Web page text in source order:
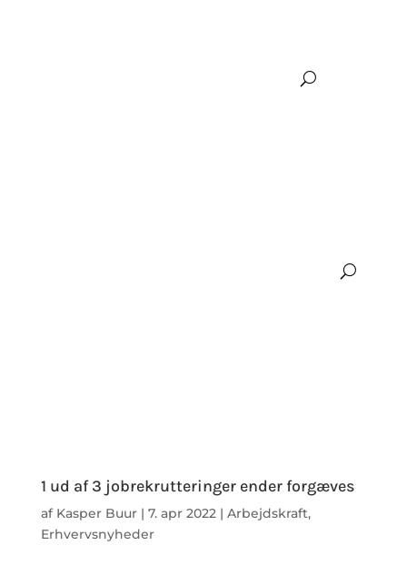
1 ud af 3 jobrekrutteringer ender forgæves
af Kasper Buur| 7. apr 2022| Arbejdskraft,
Erhvervsnyheder